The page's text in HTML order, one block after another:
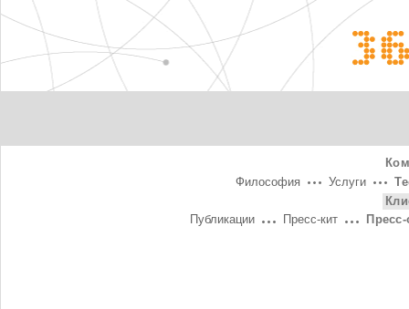
Услуги
Философия
Пресс-кит
Публикации